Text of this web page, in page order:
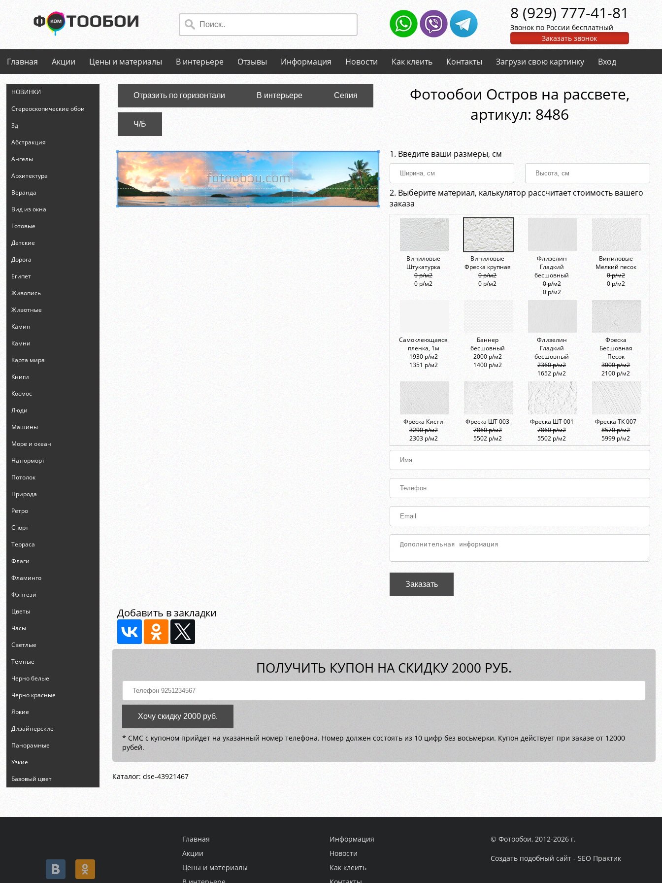
8 (929) 777-41-81
Звонок по России бесплатный
Заказать звонок
Главная Акции Цены и материалы В интерьере Отзывы Информация Новости Как клеить Контакты Загрузи свою картинку Вход
НОВИНКИ
Стереоскопические обои
3д
Абстракция
Ангелы
Архитектура
Веранда
Вид из окна
Готовые
Детские
Дорога
Египет
Живопись
Животные
Камин
Камни
Карта мира
Книги
Космос
Люди
Машины
Море и океан
Натюрморт
Потолок
Природа
Ретро
Спорт
Терраса
Флаги
Фламинго
Фэнтези
Цветы
Часы
Светлые
Темные
Черно белые
Черно красные
Яркие
Дизайнерские
Панорамные
Узкие
Базовый цвет
Отразить по горизонтали В интерьере Сепия
Ч/Б
Фотообои Остров на рассвете,
aртикул: 8486
1. Введите ваши размеры, см
2. Выберите материал, калькулятор рассчитает стоимость вашего
заказа
Виниловые
Штукатурка
0 р/м2
0 р/м2
Виниловые
Фреска крупная
0 р/м2
0 р/м2
Флизелин
Гладкий
бесшовный
0 р/м2
0 р/м2
Виниловые
Мелкий песок
0 р/м2
0 р/м2
Самоклеющаяся
пленка, 1м
1930 р/м2
1351 р/м2
Баннер
бесшовный
2000 р/м2
1400 р/м2
Флизелин
Гладкий
бесшовный
2360 р/м2
1652 р/м2
Фреска
Бесшовная
Песок
3000 р/м2
2100 р/м2
Фреска Кисти
3290 р/м2
2303 р/м2
Фреска ШТ 003
7860 р/м2
5502 р/м2
Фреска ШТ 001
7860 р/м2
5502 р/м2
Фреска ТК 007
8570 р/м2
5999 р/м2
Заказать
Добавить в закладки
ПОЛУЧИТЬ КУПОН НА СКИДКУ 2000 РУБ.
Хочу скидку 2000 руб.
* СМС с купоном прийдет на указанный номер телефона. Номер должен состоять из 10 цифр без восьмерки. Купон действует при заказе от 12000
рубей.
Каталог: dse-43921467
Главная
Акции
Цены и материалы
Информация
Новости
Как клеить
© Фотообои, 2012-2026 г.
Создать подобный сайт - SEO Практик